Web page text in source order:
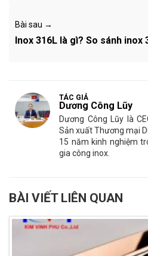
Bài sau →
Inox 316L là gì? So sánh inox
TÁC GIẢ
Dương Công Lũy
Dương Công Lũy là
Sản xuất Thương mại
15 năm kinh nghiệm
gia công inox.
BÀI VIẾT LIÊN QUAN